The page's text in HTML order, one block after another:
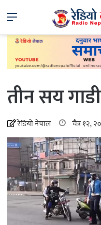
Menu
तीन सय
रेडियो नेपाल चैत्र १२,